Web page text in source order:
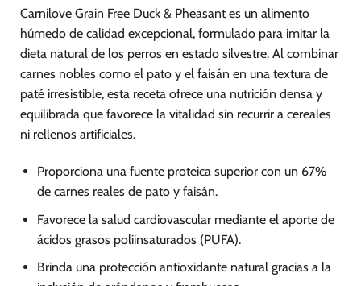
Carnilove Grain Free Duck & Pheasant es un alimento
húmedo de calidad excepcional, formulado para imitar la
dieta natural de los perros en estado silvestre. Al combinar
carnes nobles como el pato y el faisán en una textura de
paté irresistible, esta receta ofrece una nutrición densa y
equilibrada que favorece la vitalidad sin recurrir a cereales
ni rellenos artificiales.
Proporciona una fuente proteica superior con un 67%
de carnes reales de pato y faisán.
Favorece la salud cardiovascular mediante el aporte de
ácidos grasos poliinsaturados (PUFA).
Brinda una protección antioxidante natural gracias a la